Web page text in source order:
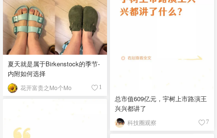
夏天就是属于Birkenstock的季节-
内附如何选择
花开富贵之Mo个Mo 1
总市值609亿元，宇树上市路演王
兴兴都讲了
科技圈观察 7